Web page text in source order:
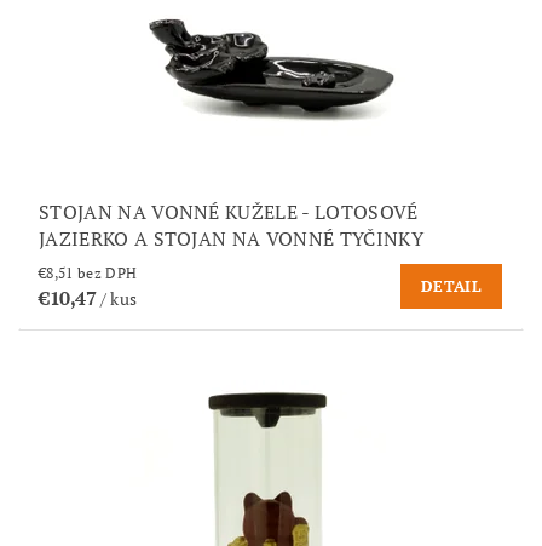
STOJAN NA VONNÉ KUŽELE - LOTOSOVÉ
JAZIERKO A STOJAN NA VONNÉ TYČINKY
€8,51 bez DPH
€10,47/ kus
DETAIL